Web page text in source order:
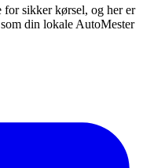
sikker kørsel, og her er
din lokale AutoMester